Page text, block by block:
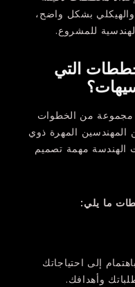
بشكل واضح،
للمشروع.
التي
مجموعة من الخطوات
المهندسين المهرة ذوي
الهندسة مهمة تصميم
ما يلي:
إلى احتياجاتك
وأهدافك.